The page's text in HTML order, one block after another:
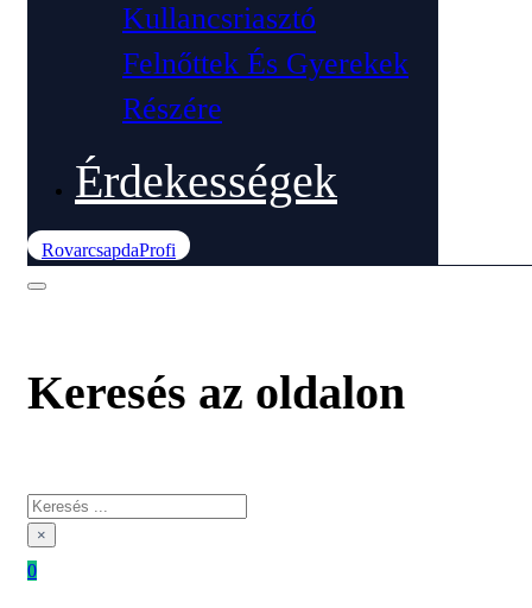
Kullancsriasztó
Felnőttek És Gyerekek
Részére
Érdekességek
RovarcsapdaProfi
Keresés az oldalon
Keresés
×
0